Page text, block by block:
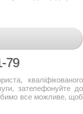
79
кваліфікованого
зателефонуйте до
все можливе, щоб